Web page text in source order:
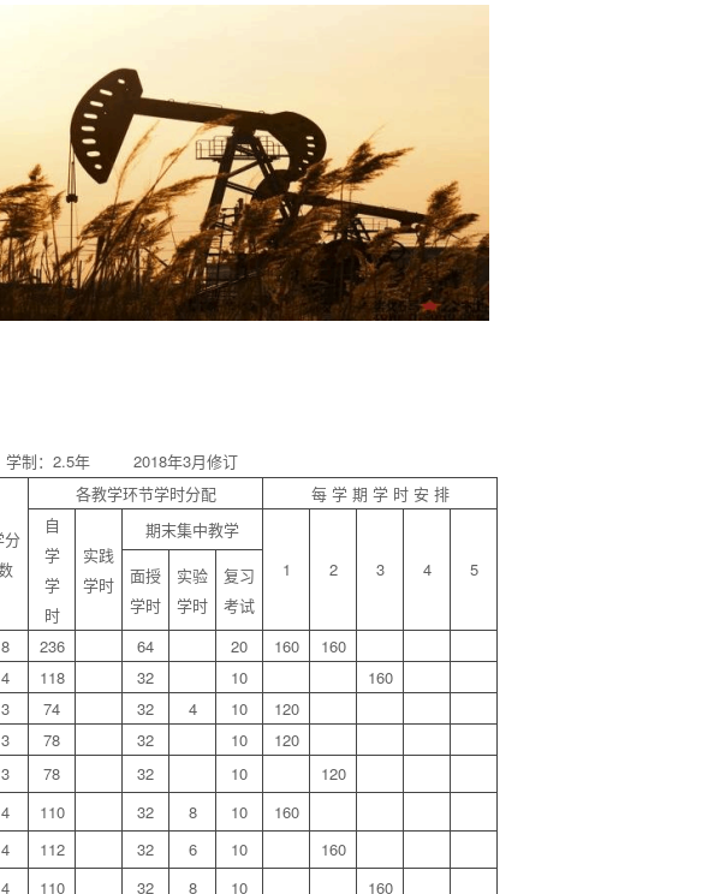
：2.5年 2018年3月修订
分
各教学环节学时分配
每 学 期 学 时 安 排
自
学
学
时
实践
学时
期末集中教学
1
2 3 4 5
面授
学时
实验
学时
复习
考试
8 236 64 20 160
160
4 118 32 10
160
3 74 32 4 10
120
3 78 32 10
120
3 78 32 10
120
4 110 32 8 10
160
4 112 32 6 10
160
4 110 32 8 10 160